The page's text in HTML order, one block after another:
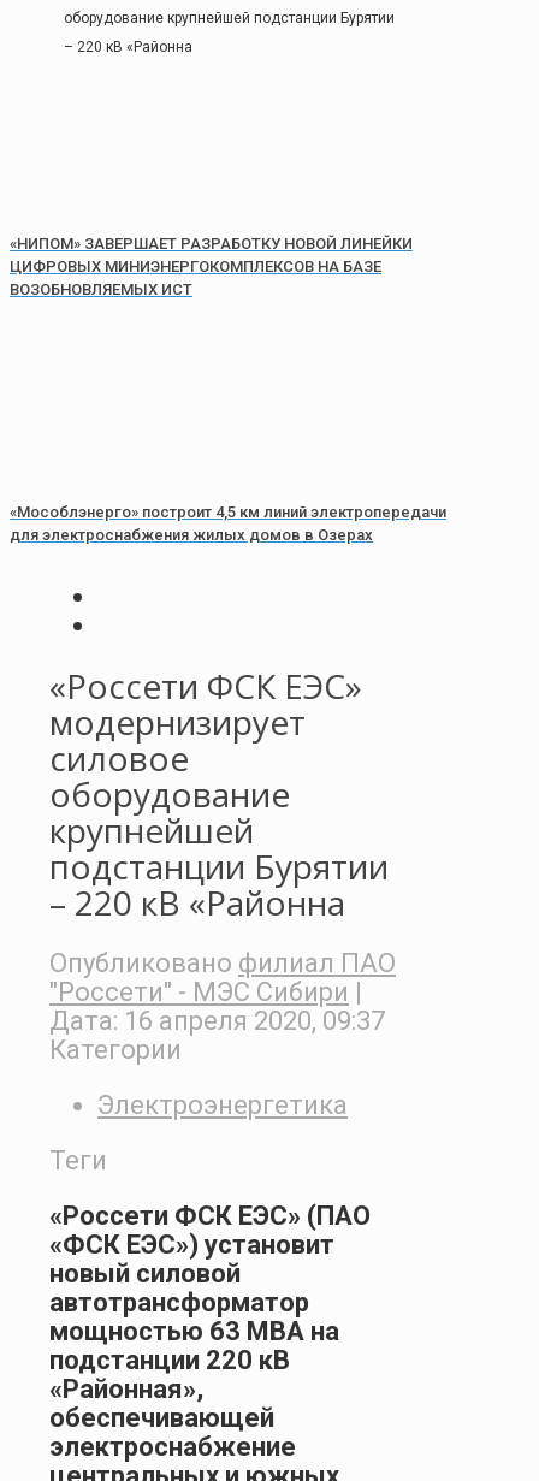
оборудование крупнейшей подстанции Бурятии
– 220 кВ «Районна
«НИПОМ» ЗАВЕРШАЕТ РАЗРАБОТКУ НОВОЙ ЛИНЕЙКИ
ЦИФРОВЫХ МИНИЭНЕРГОКОМПЛЕКСОВ НА БАЗЕ
ВОЗОБНОВЛЯЕМЫХ ИСТ
«Мособлэнерго» построит 4,5 км линий электропередачи
для электроснабжения жилых домов в Озерах
«Россети ФСК ЕЭС»
модернизирует
силовое
оборудование
крупнейшей
подстанции Бурятии
– 220 кВ «Районна
Опубликовано филиал ПАО
"Россети" - МЭС Сибири |
Дата: 16 апреля 2020, 09:37
Категории
Электроэнергетика
Теги
«Россети ФСК ЕЭС» (ПАО
«ФСК ЕЭС») установит
новый силовой
автотрансформатор
мощностью 63 МВА на
подстанции 220 кВ
«Районная»,
обеспечивающей
электроснабжение